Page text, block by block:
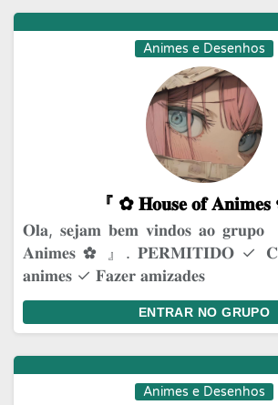
Animes e Desenhos
『 ✿⁠ 𝐇𝐨𝐮𝐬𝐞 𝐨𝐟 𝐀𝐧𝐢𝐦𝐞𝐬
𝐎𝐥𝐚, 𝐬𝐞𝐣𝐚𝐦 𝐛𝐞𝐦 𝐯𝐢𝐧𝐝𝐨𝐬 𝐚𝐨
𝐀𝐧𝐢𝐦𝐞𝐬 ✿⁠ 』. 𝐏𝐄𝐑𝐌𝐈𝐓𝐈𝐃𝐎 ✓
𝐚𝐧𝐢𝐦𝐞𝐬 ✓ 𝐅𝐚𝐳𝐞𝐫 𝐚𝐦𝐢𝐳𝐚𝐝𝐞𝐬
ENTRAR NO GRUPO
Animes e Desenhos